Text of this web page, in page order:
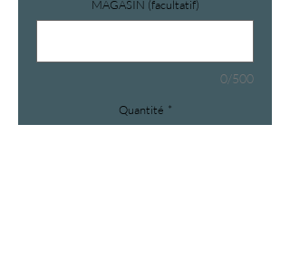
MAGASIN (facultatif)
0/500
Quantité *